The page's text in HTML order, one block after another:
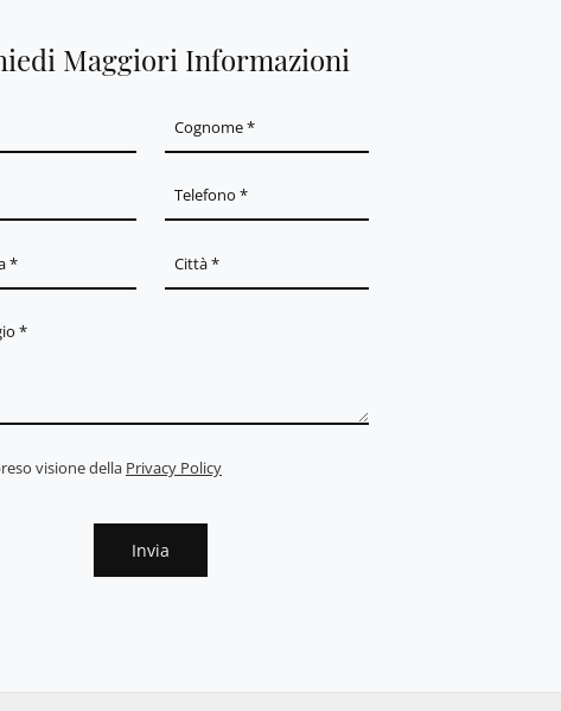
Maggiori Informazioni
visione della Privacy Policy
Invia